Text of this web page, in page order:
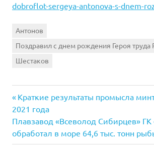
dobroflot-sergeya-antonova-s-dnem-
Антонов
Поздравил с днем рождения Героя труда
Шестаков
Навигация
по
записям
Previous
Post:
Краткие результаты промысла
2021 года
Next
Post:
Плавзавод «Всеволод Сибирцев»
обработал в море 64,6 тыс. тонн